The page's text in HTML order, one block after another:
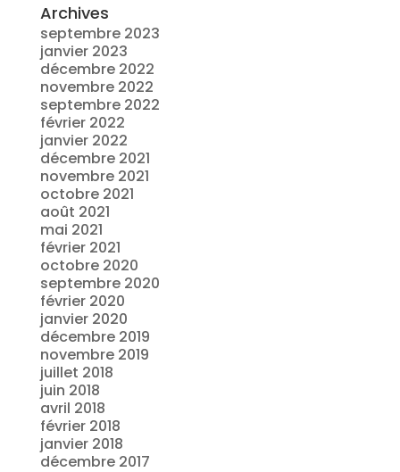
Archives
septembre 2023
janvier 2023
décembre 2022
novembre 2022
septembre 2022
février 2022
janvier 2022
décembre 2021
novembre 2021
octobre 2021
août 2021
mai 2021
février 2021
octobre 2020
septembre 2020
février 2020
janvier 2020
décembre 2019
novembre 2019
juillet 2018
juin 2018
avril 2018
février 2018
janvier 2018
décembre 2017